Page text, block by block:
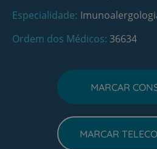
Especialidade
Ordem dos Médicos 36634
MARCAR
MARCAR